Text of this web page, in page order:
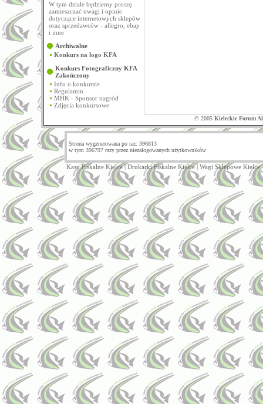
W tym dziale będziemy proszę
zamieszczać uwagi i opinie
dotyczące internetowych sklepów
oraz sprzedawców - allegro, ebay
i inne
Archiwalne
Konkurs na logo KFA
Konkurs Fotograficzny KFA
Zakończony
Info o konkursie
Regulamin
MHK - Sponsor nagród
Zdjęcia konkursowe
© 2005 Kieleckie Forum
Strona wygenerowana po raz: 396813
w tym 396797 razy przez niezalogowanych użytkowników
Kasy Fiskalne Kielce|Drukarki Fiskalne Kielce| Wagi Sklepowe Kielce